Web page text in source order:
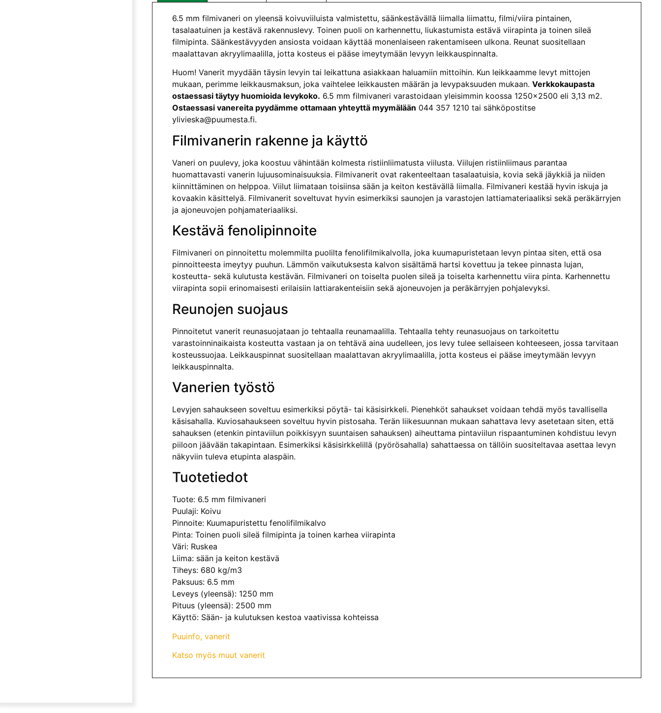
6.5 mm filmivaneri on yleensä koivuviiluista valmistettu, säänkestävällä liimalla liimattu, filmi/viira pintainen,
tasalaatuinen ja kestävä rakennuslevy. Toinen puoli on karhennettu, liukastumista estävä viirapinta ja toinen sileä
filmipinta. Säänkestävyyden ansiosta voidaan käyttää monenlaiseen rakentamiseen ulkona. Reunat suositellaan
maalattavan akryylimaalilla, jotta kosteus ei pääse imeytymään levyyn leikkauspinnalta.
Huom! Vanerit myydään täysin levyin tai leikattuna asiakkaan haluamiin mittoihin. Kun leikkaamme levyt mittojen
mukaan, perimme leikkausmaksun, joka vaihtelee leikkausten määrän ja levypaksuuden mukaan. Verkkokaupasta
ostaessasi täytyy huomioida levykoko. 6.5 mm filmivaneri varastoidaan yleisimmin koossa 1250×2500 eli 3,13 m2.
Ostaessasi vanereita pyydämme ottamaan yhteyttä myymälään 044 357 1210 tai sähköpostitse
ylivieska@puumesta.fi.
Filmivanerin rakenne ja käyttö
Vaneri on puulevy, joka koostuu vähintään kolmesta ristiinliimatusta viilusta. Viilujen ristiinliimaus parantaa
huomattavasti vanerin lujuusominaisuuksia. Filmivanerit ovat rakenteeltaan tasalaatuisia, kovia sekä jäykkiä ja niiden
kiinnittäminen on helppoa. Viilut liimataan toisiinsa sään ja keiton kestävällä liimalla. Filmivaneri kestää hyvin iskuja ja
kovaakin käsittelyä. Filmivanerit soveltuvat hyvin esimerkiksi saunojen ja varastojen lattiamateriaaliksi sekä peräkärryjen
ja ajoneuvojen pohjamateriaaliksi.
Kestävä fenolipinnoite
Filmivaneri on pinnoitettu molemmilta puolilta fenolifilmikalvolla, joka kuumapuristetaan levyn pintaa siten, että osa
pinnoitteesta imeytyy puuhun. Lämmön vaikutuksesta kalvon sisältämä hartsi kovettuu ja tekee pinnasta lujan,
kosteutta- sekä kulutusta kestävän. Filmivaneri on toiselta puolen sileä ja toiselta karhennettu viira pinta. Karhennettu
viirapinta sopii erinomaisesti erilaisiin lattiarakenteisiin sekä ajoneuvojen ja peräkärryjen pohjalevyksi.
Reunojen suojaus
Pinnoitetut vanerit reunasuojataan jo tehtaalla reunamaalilla. Tehtaalla tehty reunasuojaus on tar­koitettu
varastoinninaikaista kosteutta vastaan ja on tehtävä aina uudelleen, jos levy tulee sellaiseen kohteeseen, jossa tarvitaan
kosteussuojaa. Leikkauspinnat suositellaan maalattavan akryylimaalilla, jotta kosteus ei pääse imeytymään levyyn
leikkauspinnalta.
Vanerien työstö
Levyjen sahaukseen soveltuu esimerkiksi pöytä- tai käsisirkkeli. Pienehköt sahaukset voidaan tehdä myös tavallisella
käsisahalla. Kuviosahaukseen soveltuu hyvin pistosaha. Terän liikesuunnan mukaan sahattava levy asetetaan siten, että
sahauksen (etenkin pintaviilun poikkisyyn suuntaisen sahauksen) aiheuttama pintaviilun rispaantuminen kohdistuu levyn
piiloon jäävään takapintaan. Esi­merkiksi käsisirkkelillä (pyörösahalla) sahattaessa on tällöin suosi­teltavaa asettaa levyn
näkyviin tuleva etupinta alaspäin.
Tuotetiedot
Tuote: 6.5 mm filmivaneri
Puulaji: Koivu
Pinnoite: Kuumapuristettu fenolifilmikalvo
Pinta: Toinen puoli sileä filmipinta ja toinen karhea viirapinta
Väri: Ruskea
Liima: sään ja keiton kestävä
Tiheys: 680 kg/m3
Paksuus: 6.5 mm
Leveys (yleensä): 1250 mm
Pituus (yleensä): 2500 mm
Käyttö: Sään- ja kulutuksen kestoa vaativissa kohteissa
Puuinfo, vanerit
Katso myös muut vanerit